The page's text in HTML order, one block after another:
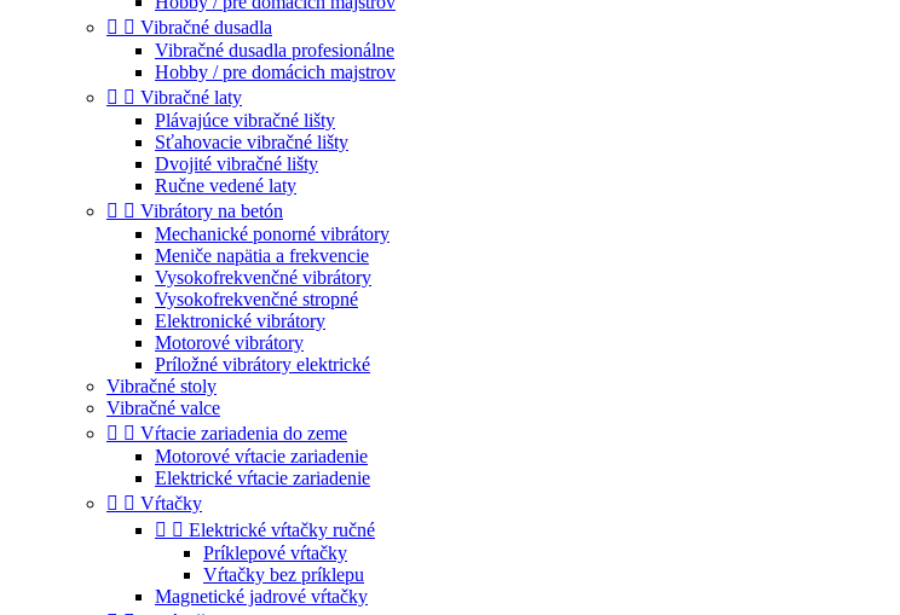
  Vibračné dusadla
Vibračné dusadla profesionálne
Hobby / pre domácich majstrov
  Vibračné laty
Plávajúce vibračné lišty
Sťahovacie vibračné lišty
Dvojité vibračné lišty
Ručne vedené laty
  Vibrátory na betón
Mechanické ponorné vibrátory
Meniče napätia a frekvencie
Vysokofrekvenčné vibrátory
Vysokofrekvenčné stropné
Elektronické vibrátory
Motorové vibrátory
Príložné vibrátory elektrické
Vibračné stoly
Vibračné valce
  Vŕtacie zariadenia do zeme
Motorové vŕtacie zariadenie
Elektrické vŕtacie zariadenie
  Vŕtačky
  Elektrické vŕtačky ručné
Príklepové vŕtačky
Vŕtačky bez príklepu
Magnetické jadrové vŕtačky